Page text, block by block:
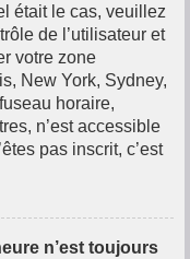
était le cas, veuillez
de l’utilisateur et
votre zone
New York, Sydney,
horaire,
n’est accessible
pas inscrit, c’est
n’est toujours